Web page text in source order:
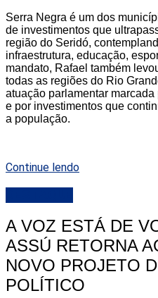
Serra Negra é um dos
de investimentos que
região do Seridó,
infraestrutura, educação,
mandato, Rafael também
todas as regiões do Rio
atuação parlamentar
e por investimentos que
a população.
Continue lendo
A VOZ ESTÁ DE
ASSÚ RETORNA
NOVO PROJETO
POLÍTICO